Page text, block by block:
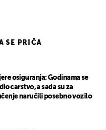
SE PRIČA
osiguranja: Godinama se
carstvo, a sada su za
naručili posebno vozilo